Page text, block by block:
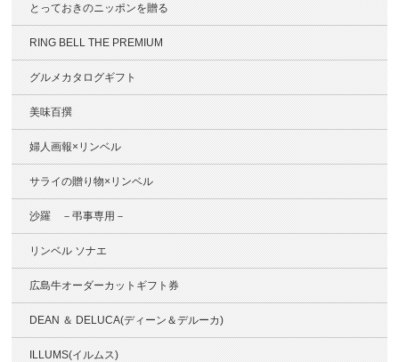
とっておきのニッポンを贈る
RING BELL THE PREMIUM
グルメカタログギフト
美味百撰
婦人画報×リンベル
サライの贈り物×リンベル
沙羅 －弔事専用－
リンベル ソナエ
広島牛オーダーカットギフト券
DEAN ＆ DELUCA(ディーン＆デルーカ)
ILLUMS(イルムス)